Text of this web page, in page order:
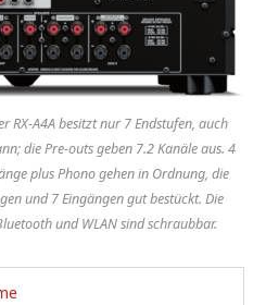
RX-A4A besitzt nur 7 Endstufen, auch
die Pre-outs geben 7.2 Kanäle aus. 4
plus Phono gehen in Ordnung, die
und 7 Eingängen gut bestückt. Die
und WLAN sind schraubbar.